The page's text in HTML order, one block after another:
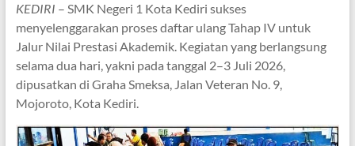
KEDIRI – SMK Negeri 1 Kota Kediri sukses
menyelenggarakan proses daftar ulang Tahap IV untuk
Jalur Nilai Prestasi Akademik. Kegiatan yang berlangsung
selama dua hari, yakni pada tanggal 2–3 Juli 2026,
dipusatkan di Graha Smeksa, Jalan Veteran No. 9,
Mojoroto, Kota Kediri.